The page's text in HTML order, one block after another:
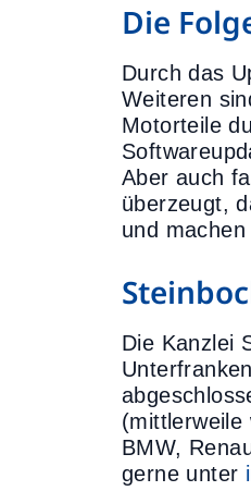
Die
Durch das
Weiteren
Motorteile
Aber auch
überzeugt,
und
Die Kanzlei
(mittlerweile
BMW,
gerne unter